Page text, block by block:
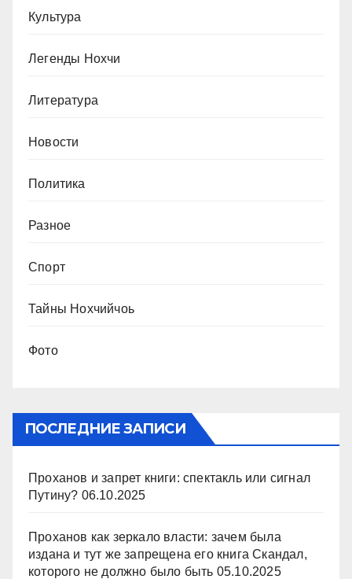
Культура
Легенды Нохчи
Литература
Новости
Политика
Разное
Спорт
Тайны Нохчийчоь
Фото
ПОСЛЕДНИЕ ЗАПИСИ
Проханов и запрет книги: спектакль или сигнал
Путину? 06.10.2025
Проханов как зеркало власти: зачем была
издана и тут же запрещена его книга Скандал,
которого не должно было быть 05.10.2025